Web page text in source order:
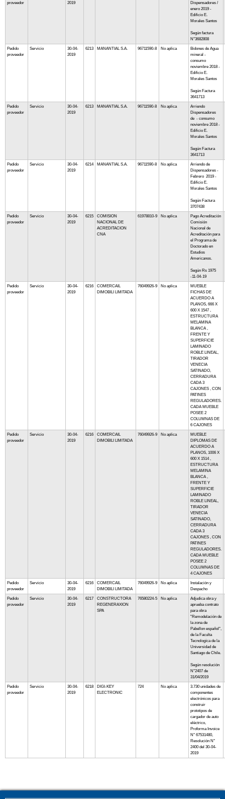
proveedor
2019
Dispensadores /
enero 2019 -
Edificio E.
Morales Santos
Según factura
N°3682808
Pedido
proveedor
Servicio
30-04-
2019
6213 MANANTIAL S.A. 96711590-8 No aplica
Bidones de Agua
mineral -
consumo
noviembre 2018 -
Edificio E.
Morales Santos
Según Factura
3641713
Pedido
proveedor
Servicio
30-04-
2019
6213 MANANTIAL S.A. 96711590-8 No aplica
Arriendo
Dispensadores
de - consumo
noviembre 2018 -
Edificio E.
Morales Santos
Según Factura
3641713
Pedido
proveedor
Servicio
30-04-
2019
6214 MANANTIAL S.A. 96711590-8 No aplica
Arriendo de
Dispensadores -
Febrero 2019 -
Edificio E.
Morales Santos
Según Factura
3707438
Pedido
proveedor
Servicio
30-04-
2019
6215
COMISION
NACIONAL DE
ACREDITACION
CNA
61978810-9 No aplica
Pago Acreditación
Comisión
Nacional de
Acreditación para
el Programa de
Doctorado en
Estudios
Americanos.
Según Rs 1975
-11-04-19
Pedido
proveedor
Servicio
30-04-
2019
6216
COMERCAIL
DIMOBILI LIMITADA
76049926-9 No aplica
MUEBLE
FICHAS DE
ACUERDO A
PLANOS, 666 X
600 X 1547 ,
ESTRUCTURA
MELAMINA
BLANCA ,
FRENTE Y
SUPERFICIE
LAMINADO
ROBLE LINEAL,
TIRADOR
VENECIA
SATINADO,
CERRADURA
CADA 3
CAJONES , CON
PATINES
REGULADORES.
CADA MUEBLE
POSEE 2
COLUMNAS DE
6 CAJONES
Pedido
proveedor
Servicio
30-04-
2019
6216
COMERCAIL
DIMOBILI LIMITADA
76049926-9 No aplica
MUEBLE
DIPLOMAS DE
ACUERDO A
PLANOS, 1006 X
600 X 1514 ,
ESTRUCTURA
MELAMINA
BLANCA ,
FRENTE Y
SUPERFICIE
LAMINADO
ROBLE LINEAL,
TIRADOR
VENECIA
SATINADO,
CERRADURA
CADA 3
CAJONES , CON
PATINES
REGULADORES.
CADA MUEBLE
POSEE 2
COLUMNAS DE
4 CAJONES
Pedido
proveedor
Servicio
30-04-
2019
6216
COMERCAIL
DIMOBILI LIMITADA
76049926-9 No aplica
Instalación y
Despacho
Pedido
proveedor
Servicio
30-04-
2019
6217
CONSTRUCTORA
REGENERAXION
SPA
76580224-5 No aplica
Adjudica obra y
aprueba contrato
para obra
"Remodelación de
la zona de
Pabellon español",
de la Faculta
Tecnologíca de la
Universidad de
Santiago de Chile.
Según resolución
N°2407 de
31/04/2019
Pedido
proveedor
Servicio
30-04-
2019
6218
DIGI-KEY
ELECTRONIC
724 No aplica
3.730 unidades de
componentes
electrónicos para
construir
prototipos de
cargador de auto
eléctrico,
Proforma Invoice
N° 67531480,
Resolución N°
2400 del 30-04-
2019